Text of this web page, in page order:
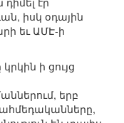
իսկ օդային
եւ ԱՄԷ-ի
ի ցույց
երբ